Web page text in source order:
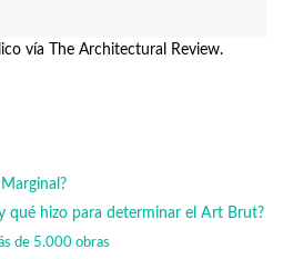
vía The Architectural Review.
qué hizo para determinar el Art Brut?
de 5.000 obras